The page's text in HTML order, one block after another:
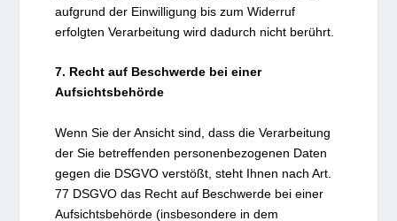
aufgrund der Einwilligung bis zum Widerruf
erfolgten Verarbeitung wird dadurch nicht berührt.
7. Recht auf Beschwerde bei einer
Aufsichtsbehörde
Wenn Sie der Ansicht sind, dass die Verarbeitung
der Sie betreffenden personenbezogenen Daten
gegen die DSGVO verstößt, steht Ihnen nach Art.
77 DSGVO das Recht auf Beschwerde bei einer
Aufsichtsbehörde (insbesondere in dem